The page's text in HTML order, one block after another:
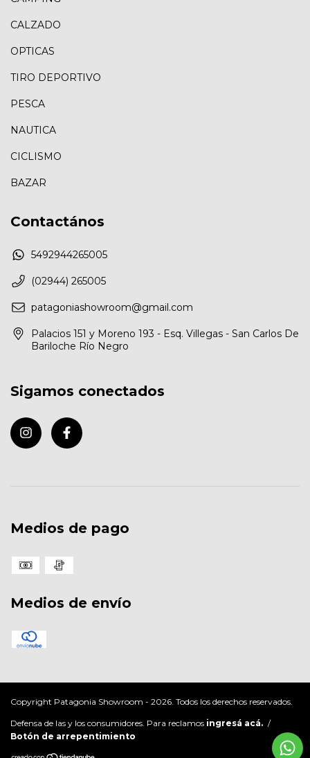
CALZADO
OPTICAS
TIRO DEPORTIVO
PESCA
NAUTICA
CICLISMO
BAZAR
Contactános
5492944265005
(02944) 265005
patagoniashowroom@gmail.com
Palacios 151 y Moreno 193 - Esq. Villegas - San Carlos De
Bariloche Río Negro
Sigamos conectados
Medios de pago
Medios de envío
Copyright Patagonia Showroom - 2026. Todos los derechos reservados.
Defensa de las y los consumidores. Para reclamos ingresá acá. /
Botón de arrepentimiento